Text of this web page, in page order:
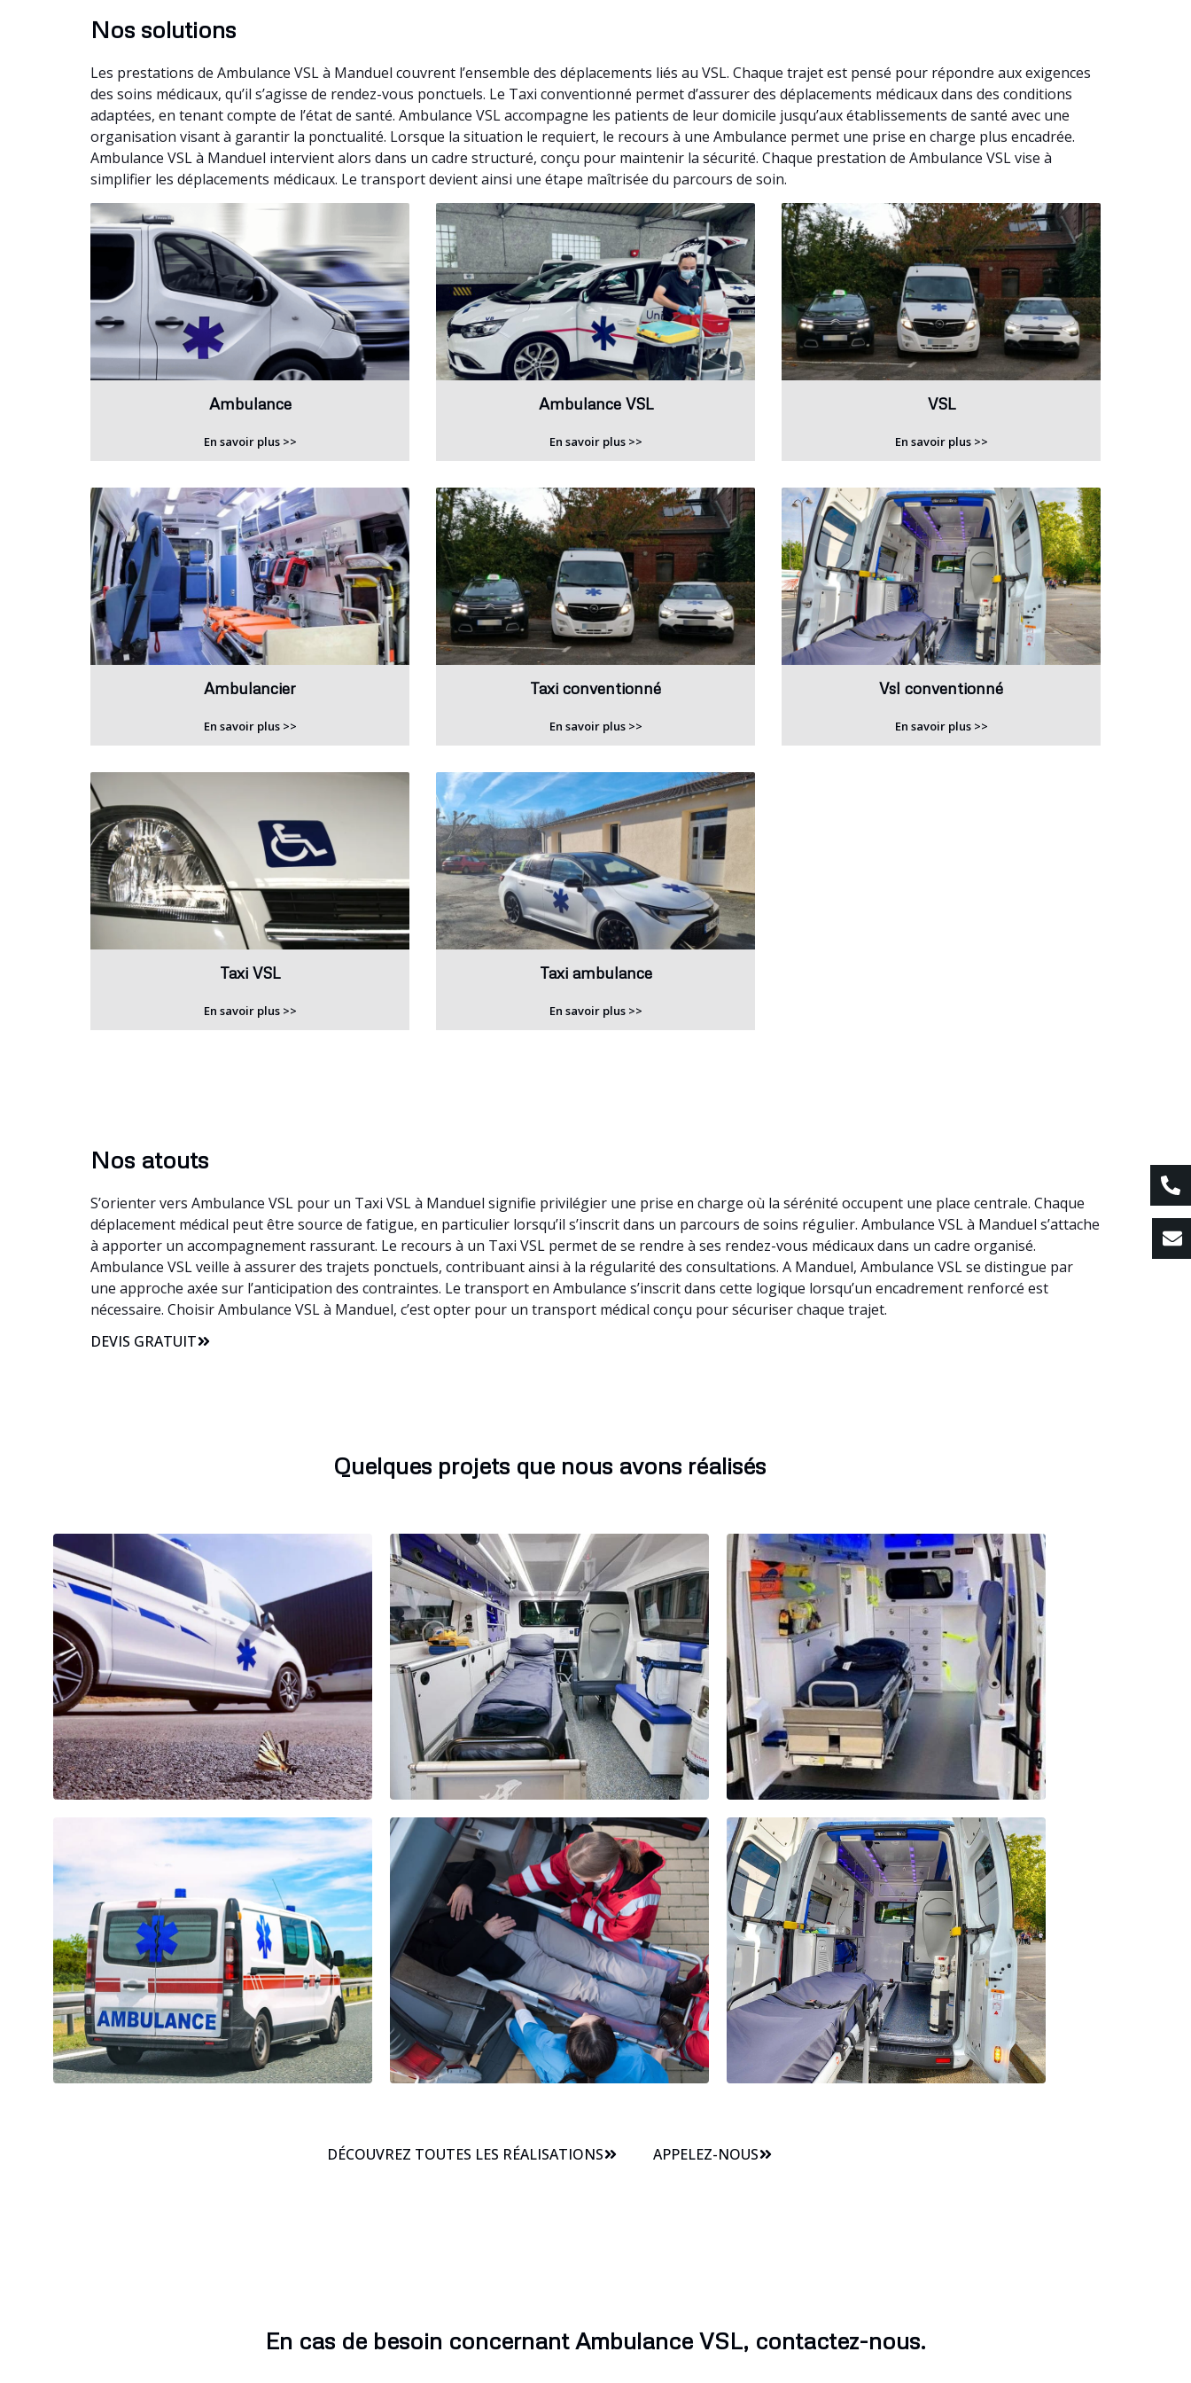
Nos solutions
Les prestations de Ambulance VSL à Manduel couvrent l’ensemble des déplacements liés au VSL. Chaque trajet est pensé pour répondre aux exigences
des soins médicaux, qu’il s’agisse de rendez-vous ponctuels. Le Taxi conventionné permet d’assurer des déplacements médicaux dans des conditions
adaptées, en tenant compte de l’état de santé. Ambulance VSL accompagne les patients de leur domicile jusqu’aux établissements de santé avec une
organisation visant à garantir la ponctualité. Lorsque la situation le requiert, le recours à une Ambulance permet une prise en charge plus encadrée.
Ambulance VSL à Manduel intervient alors dans un cadre structuré, conçu pour maintenir la sécurité. Chaque prestation de Ambulance VSL vise à
simplifier les déplacements médicaux. Le transport devient ainsi une étape maîtrisée du parcours de soin.
Ambulance
En savoir plus >>
Ambulance VSL
En savoir plus >>
VSL
En savoir plus >>
Ambulancier
En savoir plus >>
Taxi conventionné
En savoir plus >>
Vsl conventionné
En savoir plus >>
Taxi VSL
En savoir plus >>
Taxi ambulance
En savoir plus >>
Nos atouts
S’orienter vers Ambulance VSL pour un Taxi VSL à Manduel signifie privilégier une prise en charge où la sérénité occupent une place centrale. Chaque
déplacement médical peut être source de fatigue, en particulier lorsqu’il s’inscrit dans un parcours de soins régulier. Ambulance VSL à Manduel s’attache
à apporter un accompagnement rassurant. Le recours à un Taxi VSL permet de se rendre à ses rendez-vous médicaux dans un cadre organisé.
Ambulance VSL veille à assurer des trajets ponctuels, contribuant ainsi à la régularité des consultations. A Manduel, Ambulance VSL se distingue par
une approche axée sur l’anticipation des contraintes. Le transport en Ambulance s’inscrit dans cette logique lorsqu’un encadrement renforcé est
nécessaire. Choisir Ambulance VSL à Manduel, c’est opter pour un transport médical conçu pour sécuriser chaque trajet.
DEVIS GRATUIT
Quelques projets que nous avons réalisés
DÉCOUVREZ TOUTES LES RÉALISATIONS APPELEZ-NOUS
En cas de besoin concernant Ambulance VSL, contactez-nous.